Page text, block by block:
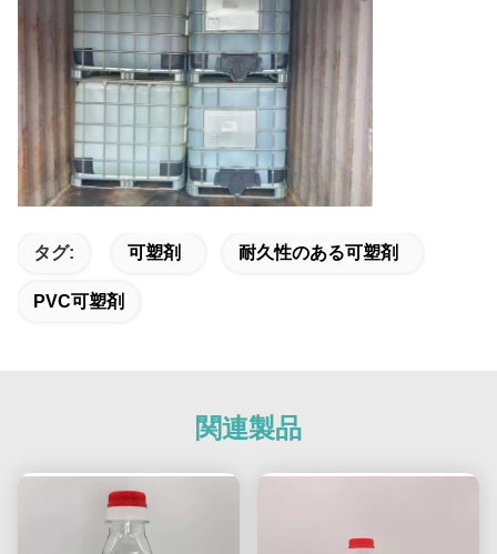
タグ: 可塑剤 耐久性のある可塑剤
PVC可塑剤
関連製品